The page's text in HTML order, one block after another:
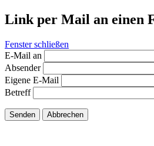
Link per Mail an einen
Fenster schließen
E-Mail an
Absender
Eigene E-Mail
Betreff
Senden Abbrechen